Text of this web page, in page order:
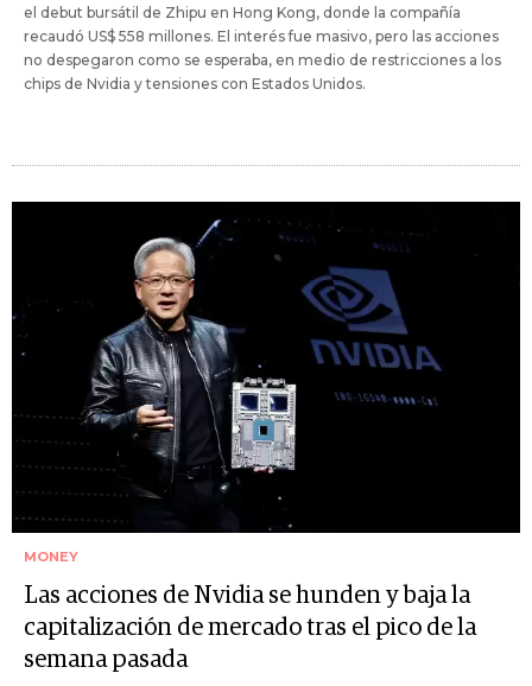
el debut bursátil de Zhipu en Hong Kong, donde la compañía
recaudó US$ 558 millones. El interés fue masivo, pero las acciones
no despegaron como se esperaba, en medio de restricciones a los
chips de Nvidia y tensiones con Estados Unidos.
MONEY
Las acciones de Nvidia se hunden y baja la
capitalización de mercado tras el pico de la
semana pasada